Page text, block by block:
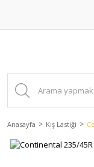
Anasayfa Kış Lastiği